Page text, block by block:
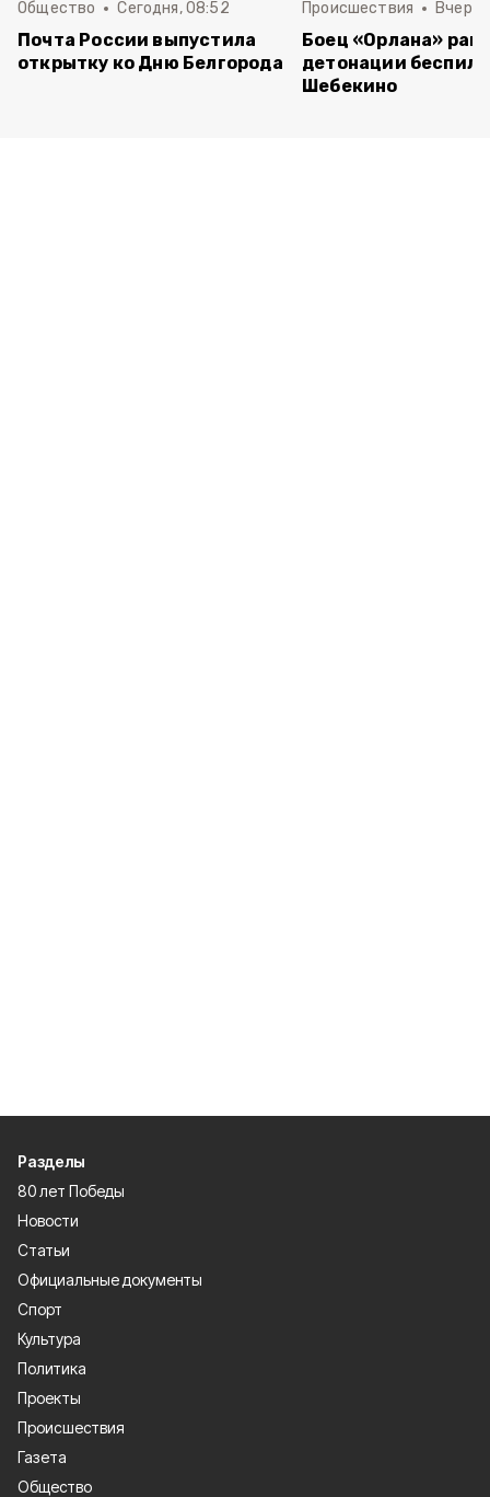
Общество Сегодня, 08:52
Почта России выпустила
открытку ко Дню Белгорода
Происшествия
Боец «Орлана»
детонации
Шебекино
Разделы
80 лет Победы
Новости
Статьи
Официальные документы
Спорт
Культура
Политика
Проекты
Происшествия
Газета
Общество